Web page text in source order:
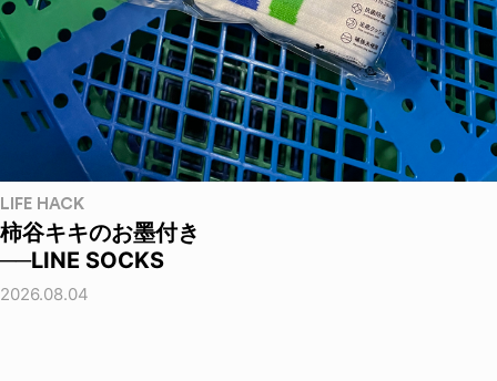
LIFE HACK
柿谷キキのお墨付き
──LINE SOCKS
2026.08.04